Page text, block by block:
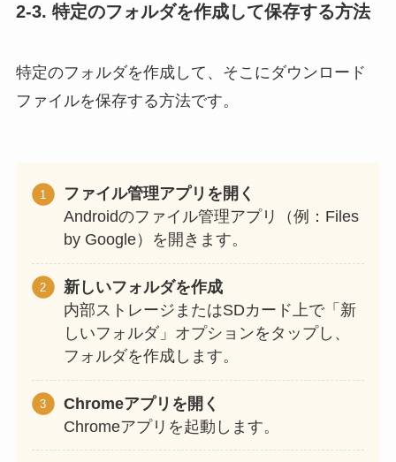
2-3. 特定のフォルダを作成して保存する方法
特定のフォルダを作成して、そこにダウンロード
ファイルを保存する方法です。
ファイル管理アプリを開く
Androidのファイル管理アプリ（例：Files
by Google）を開きます。
新しいフォルダを作成
内部ストレージまたはSDカード上で「新
しいフォルダ」オプションをタップし、
フォルダを作成します。
Chromeアプリを開く
Chromeアプリを起動します。